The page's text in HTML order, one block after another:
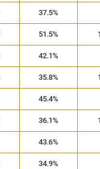
37.5%
51.5%
42.1%
35.8%
45.4%
36.1%
43.6%
34.9%